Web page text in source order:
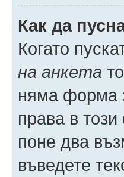
Как да
Когато
на анкета
няма форма
права в
поне два
въведете